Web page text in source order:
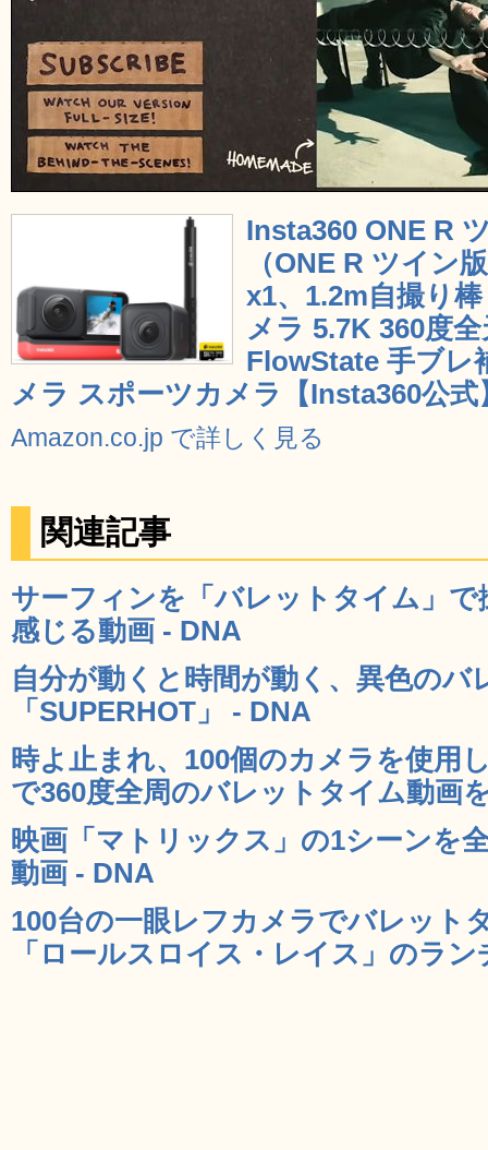
Insta360 ONE R
（ONE R ツイン
x1、1.2m自撮り
メラ 5.7K 360度
FlowState 手ブレ
メラ スポーツカメラ【Insta360公式
Amazon.co.jp で詳しく見る
関連記事
サーフィンを「バレットタイム」
感じる動画 - DNA
自分が動くと時間が動く、異色のバ
「SUPERHOT」 - DNA
時よ止まれ、100個のカメラを使用
で360度全周のバレットタイム動画
映画「マトリックス」の1シーンを
動画 - DNA
100台の一眼レフカメラでバレット
「ロールスロイス・レイス」のラ